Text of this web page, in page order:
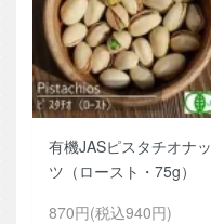
有機JASピスタチオナッ
ツ（ロースト・75g）
870円(税込940円)